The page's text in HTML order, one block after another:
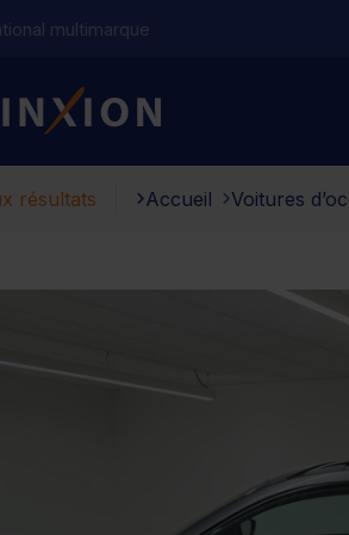
multimarque
Distinxion
résultats Accueil Voitures